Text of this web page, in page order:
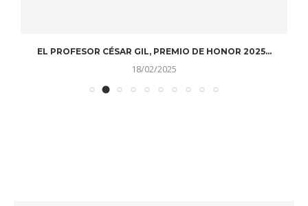
EL PROFESOR CÉSAR GIL, PREMIO DE HONOR 2025...
18/02/2025